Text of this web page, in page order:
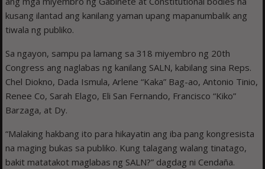
kusang ilantad ang kanilang yaman upang mapanumbalik ang
tiwala ng publiko.
Sa ngayon, sampu pa lamang sa 318 miyembro ng 20th
Congress ang naglabas ng kanilang SALN, kabilang sina Reps.
Chel Diokno, Dada Ismula, Arlene “Kaka” Bag-ao, Antonio Tinio,
Renee Co, Sarah Elago, Eli San Fernando, Francisco “Kiko”
Barzaga, at Dy.
“Malaking hakbang ito para hikayatin ang iba pang kongresista
na maging bukas sa publiko. Kung talagang walang tinatago,
bakit matatakot maglabas ng SALN?” dagdag ni Cendaña.